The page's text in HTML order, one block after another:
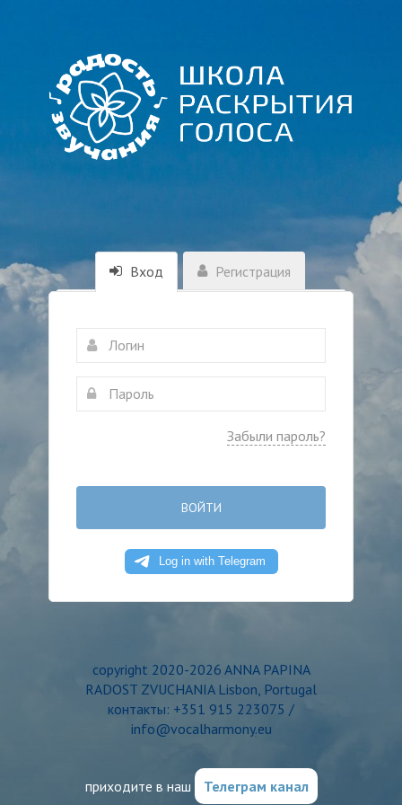
Вход Регистрация
Забыли пароль?
ВОЙТИ
copyright 2020-2026 ANNA PAPINA
RADOST ZVUCHANIA Lisbon, Portugal
контакты: +351 915 223075 /
info@vocalharmony.eu
приходите в наш Телеграм канал